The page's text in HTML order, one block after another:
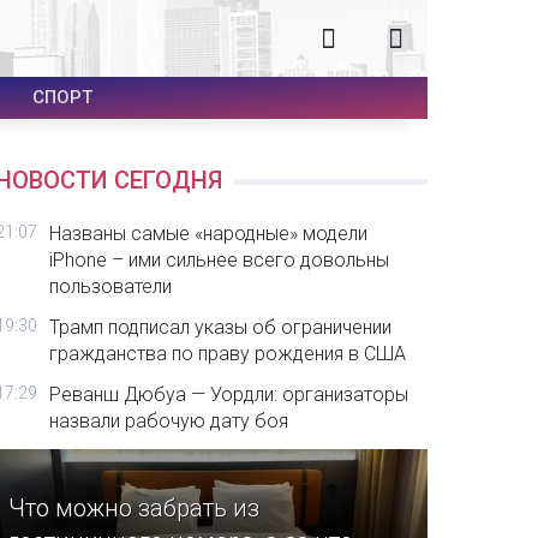
СПОРТ
СЕГОДНЯ
Названы самые «народные» модели
iPhone – ими сильнее всего довольны
пользователи
Трамп подписал указы об ограничении
гражданства по праву рождения в США
Реванш Дюбуа — Уордли: организаторы
назвали рабочую дату боя
Что можно забрать из